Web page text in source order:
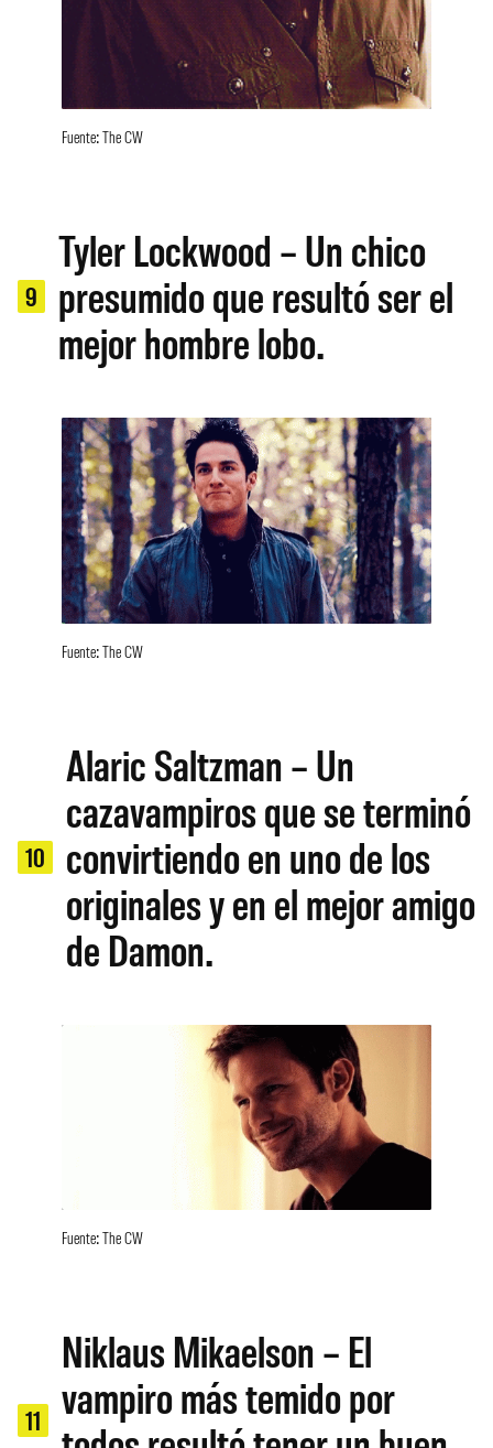
Fuente: The CW
9
Tyler Lockwood – Un chico
presumido que resultó ser el
mejor hombre lobo.
Fuente: The CW
10
Alaric Saltzman – Un
cazavampiros que se terminó
convirtiendo en uno de los
originales y en el mejor amigo
de Damon.
Fuente: The CW
11
Niklaus Mikaelson – El
vampiro más temido por